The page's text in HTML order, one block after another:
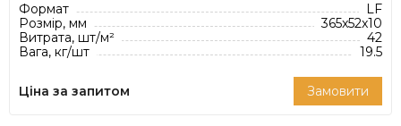
Формат
LF
Розмір, мм
365x52x10
Витрата, шт/м²
42
Вага, кг/шт
19.5
Ціна за запитом Замовити